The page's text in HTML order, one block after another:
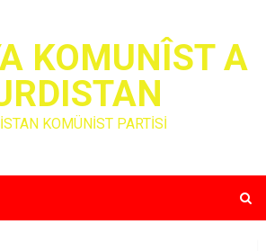
KOMUNÎST A
KOMÜNİST PARTİSİ